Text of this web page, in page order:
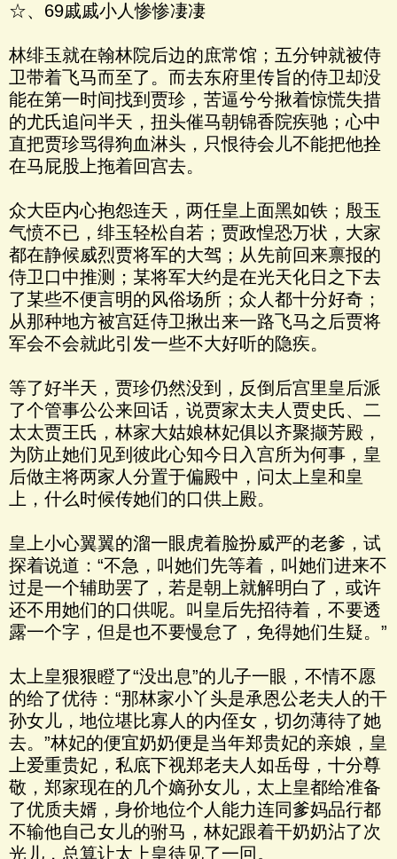
☆、69戚戚小人惨惨凄凄
林绯玉就在翰林院后边的庶常馆；五分钟就被侍
卫带着飞马而至了。而去东府里传旨的侍卫却没
能在第一时间找到贾珍，苦逼兮兮揪着惊慌失措
的尤氏追问半天，扭头催马朝锦香院疾驰；心中
直把贾珍骂得狗血淋头，只恨待会儿不能把他拴
在马屁股上拖着回宫去。
众大臣内心抱怨连天，两任皇上面黑如铁；殷玉
气愤不已，绯玉轻松自若；贾政惶恐万状，大家
都在静候威烈贾将军的大驾；从先前回来禀报的
侍卫口中推测；某将军大约是在光天化日之下去
了某些不便言明的风俗场所；众人都十分好奇；
从那种地方被宫廷侍卫揪出来一路飞马之后贾将
军会不会就此引发一些不大好听的隐疾。
等了好半天，贾珍仍然没到，反倒后宫里皇后派
了个管事公公来回话，说贾家太夫人贾史氏、二
太太贾王氏，林家大姑娘林妃俱以齐聚撷芳殿，
为防止她们见到彼此心知今日入宫所为何事，皇
后做主将两家人分置于偏殿中，问太上皇和皇
上，什么时候传她们的口供上殿。
皇上小心翼翼的溜一眼虎着脸扮威严的老爹，试
探着说道：“不急，叫她们先等着，叫她们进来不
过是一个辅助罢了，若是朝上就解明白了，或许
还不用她们的口供呢。叫皇后先招待着，不要透
露一个字，但是也不要慢怠了，免得她们生疑。”
太上皇狠狠瞪了“没出息”的儿子一眼，不情不愿
的给了优待：“那林家小丫头是承恩公老夫人的干
孙女儿，地位堪比寡人的内侄女，切勿薄待了她
去。”林妃的便宜奶奶便是当年郑贵妃的亲娘，皇
上爱重贵妃，私底下视郑老夫人如岳母，十分尊
敬，郑家现在的几个嫡孙女儿，太上皇都给准备
了优质夫婿，身价地位个人能力连同爹妈品行都
不输他自己女儿的驸马，林妃跟着干奶奶沾了次
光儿，总算让太上皇待见了一回。